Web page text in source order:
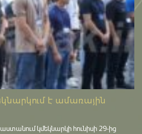
է ամառային
կմեկնարկի հունիսի 29-ից